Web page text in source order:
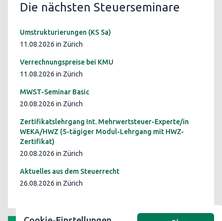
Die nächsten Steuerseminare
Umstrukturierungen (KS 5a)
11.08.2026 in Zürich
Verrechnungspreise bei KMU
11.08.2026 in Zürich
MWST-Seminar Basic
20.08.2026 in Zürich
Zertifikatslehrgang Int. Mehrwertsteuer-Experte/in
WEKA/HWZ (5-tägiger Modul-Lehrgang mit HWZ-
Zertifikat)
20.08.2026 in Zürich
Aktuelles aus dem Steuerrecht
26.08.2026 in Zürich